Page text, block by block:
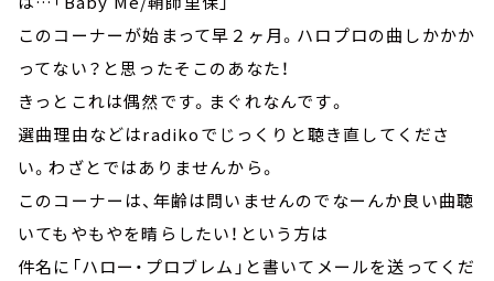
このコーナーが始まって早２ヶ月。ハロプロの曲しかかか
ってない？と思ったそこのあなた！
きっとこれは偶然です。まぐれなんです。
選曲理由などはradikoでじっくりと聴き直してくださ
い。わざとではありませんから。
このコーナーは、年齢は問いませんのでなーんか良い曲聴
いてもやもやを晴らしたい！という方は
件名に「ハロー・プロブレム」と書いてメールを送ってくだ